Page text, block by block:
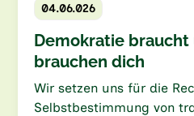
04.06.026
Demokratie braucht
brauchen dich
Wir setzen uns für die
Selbstbestimmung von